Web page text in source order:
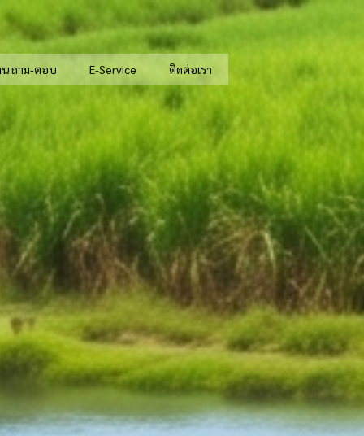
น ถาม-ตอบ E-Service ติดต่อเรา